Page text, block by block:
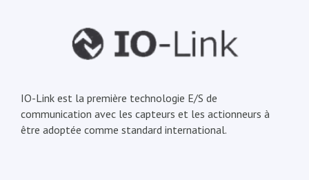
IO-Link est la première technologie E/S de
communication avec les capteurs et les actionneurs à
être adoptée comme standard international.